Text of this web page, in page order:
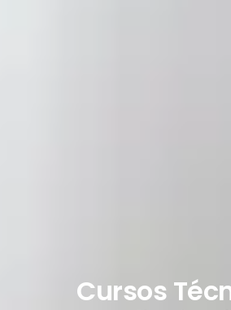
Cursos